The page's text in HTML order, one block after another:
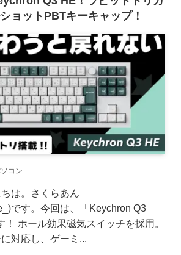
ョットPBTキーキャップ！
コン
は。さくらあん
です。今回は、「Keychron Q3
！ ホール効果磁気スイッチを採用。
対応し、ゲーミ...